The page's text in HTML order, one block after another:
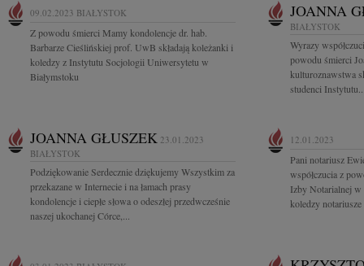
09.02.2023 BIAŁYSTOK
Z powodu śmierci Mamy kondolencje dr. hab.
Barbarze Cieślińskiej prof. UwB składają koleżanki i
koledzy z Instytutu Socjologii Uniwersytetu w
Białymstoku
JOANNA
BIAŁYSTOK
Wyrazy
powodu śmierci
kulturoznawstwa
studenci
JOANNA GŁUSZEK 23.01.2023
BIAŁYSTOK
Podziękowanie Serdecznie dziękujemy Wszystkim za
przekazane w Internecie i na łamach prasy
kondolencje i ciepłe słowa o odeszłej przedwcześnie
naszej ukochanej Córce,...
12.01.2023
Pani notariusz
współczucia z
Izby Notarialnej w
koledzy